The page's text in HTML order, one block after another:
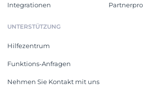
Integrationen
UNTERSTÜTZUNG
Hilfezentrum
Funktions-Anfragen
Nehmen Sie Kontakt mit uns